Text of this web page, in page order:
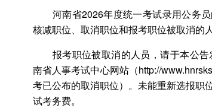
河南省2026年度统一考试录用公务员
核减职位、取消职位和报考职位被取消的
报考职位被取消的人员，请于本公告
南省人事考试中心网站（http://
考已公布的取消职位）。未能重新选报职
试考务费。